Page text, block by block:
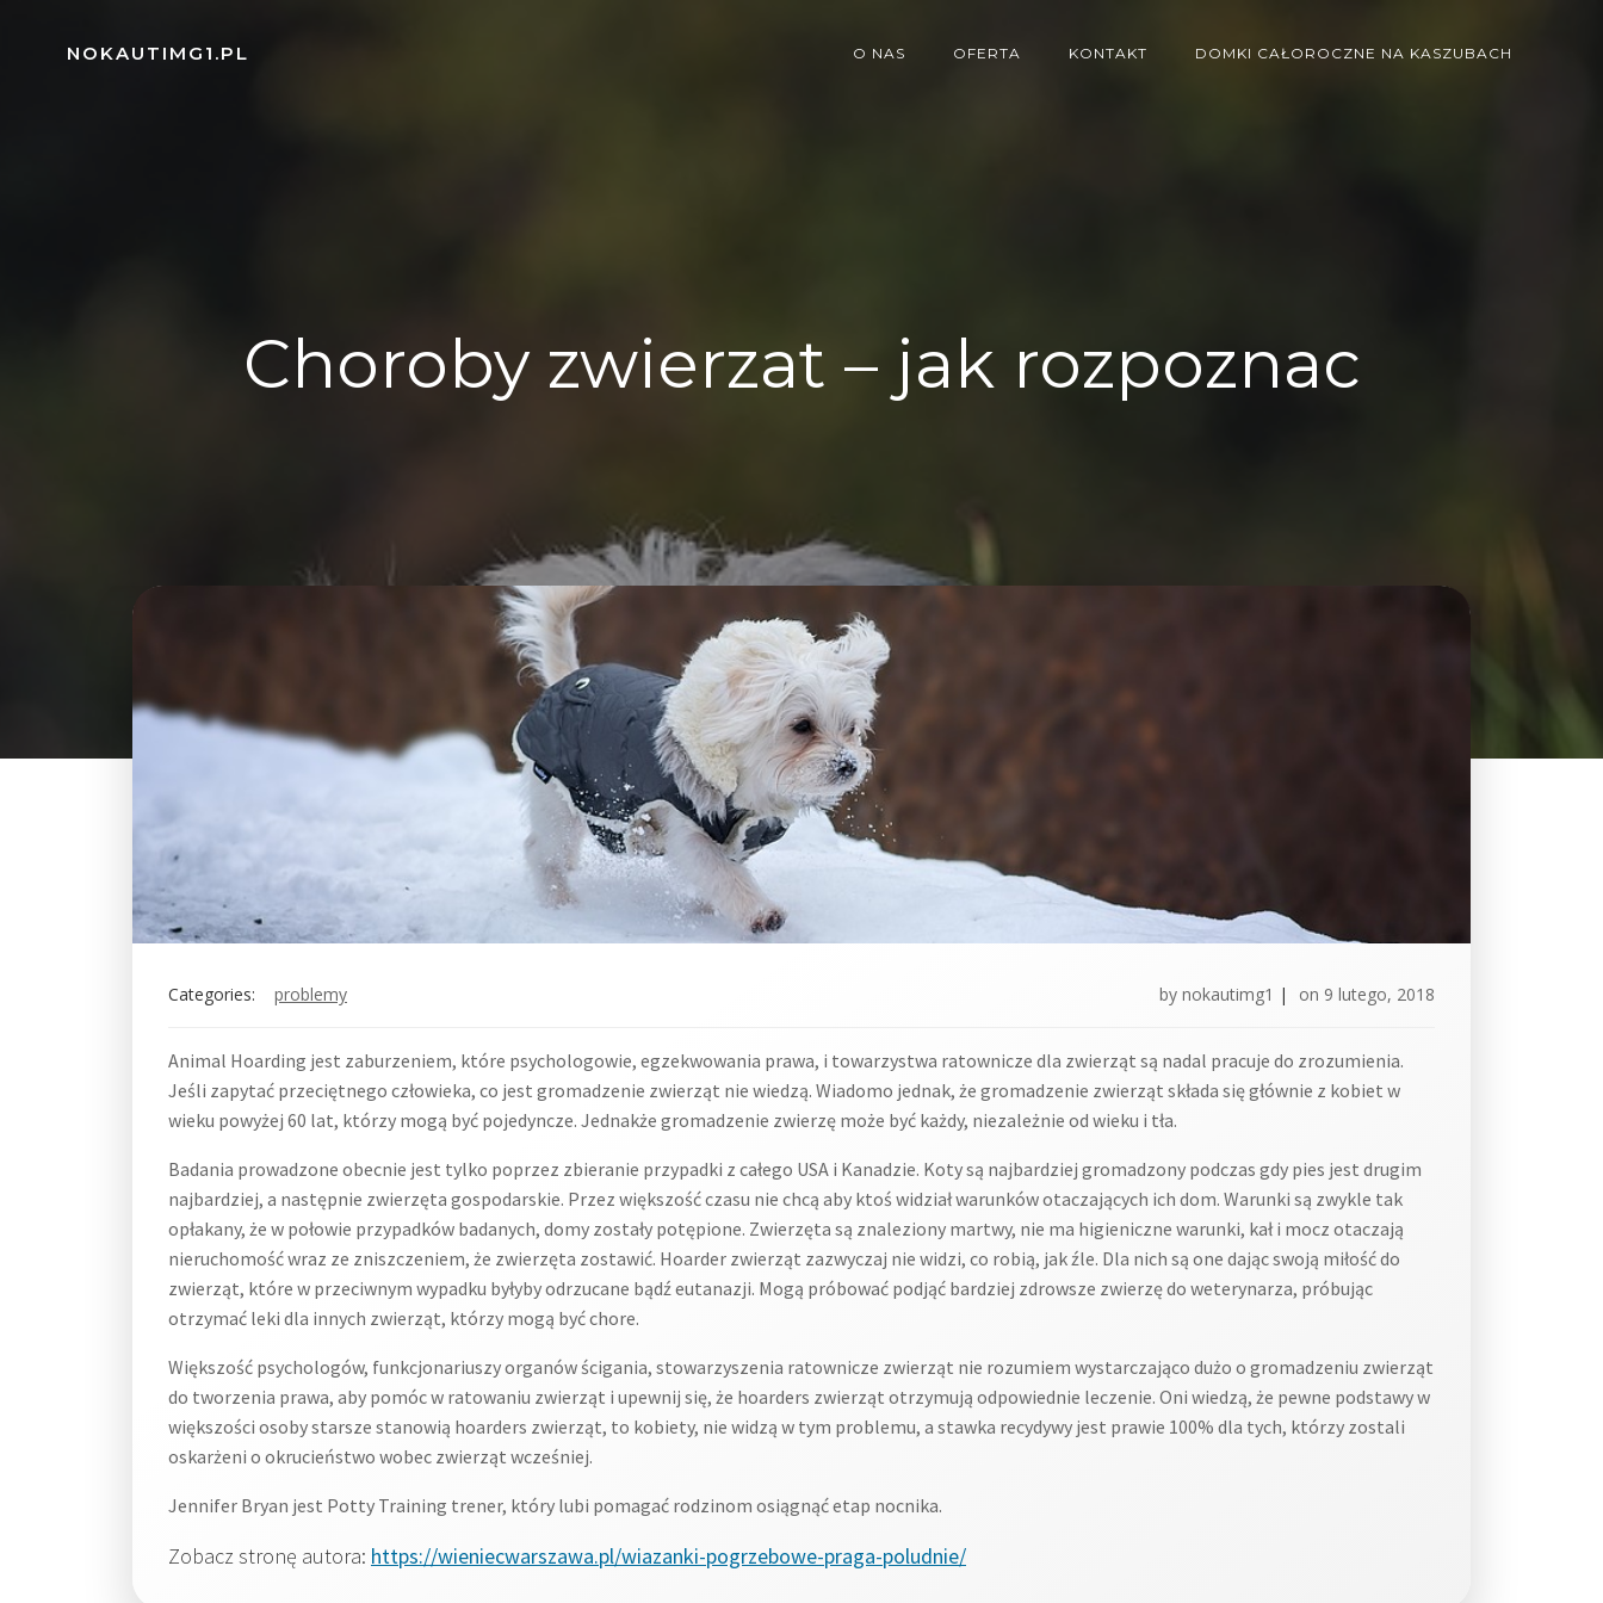
NOKAUTIMG1.PL O NAS OFERTA KONTAKT DOMKI CAŁOROCZNE NA KASZUBACH
Choroby zwierzat – jak rozpoznac
Categories: problemy by nokautimg1 | on 9 lutego, 2018
Animal Hoarding jest zaburzeniem, które psychologowie, egzekwowania prawa, i towarzystwa ratownicze dla zwierząt są nadal pracuje do zrozumienia.
Jeśli zapytać przeciętnego człowieka, co jest gromadzenie zwierząt nie wiedzą. Wiadomo jednak, że gromadzenie zwierząt składa się głównie z kobiet w
wieku powyżej 60 lat, którzy mogą być pojedyncze. Jednakże gromadzenie zwierzę może być każdy, niezależnie od wieku i tła.
Badania prowadzone obecnie jest tylko poprzez zbieranie przypadki z całego USA i Kanadzie. Koty są najbardziej gromadzony podczas gdy pies jest drugim
najbardziej, a następnie zwierzęta gospodarskie. Przez większość czasu nie chcą aby ktoś widział warunków otaczających ich dom. Warunki są zwykle tak
opłakany, że w połowie przypadków badanych, domy zostały potępione. Zwierzęta są znaleziony martwy, nie ma higieniczne warunki, kał i mocz otaczają
nieruchomość wraz ze zniszczeniem, że zwierzęta zostawić. Hoarder zwierząt zazwyczaj nie widzi, co robią, jak źle. Dla nich są one dając swoją miłość do
zwierząt, które w przeciwnym wypadku byłyby odrzucane bądź eutanazji. Mogą próbować podjąć bardziej zdrowsze zwierzę do weterynarza, próbując
otrzymać leki dla innych zwierząt, którzy mogą być chore.
Większość psychologów, funkcjonariuszy organów ścigania, stowarzyszenia ratownicze zwierząt nie rozumiem wystarczająco dużo o gromadzeniu zwierząt
do tworzenia prawa, aby pomóc w ratowaniu zwierząt i upewnij się, że hoarders zwierząt otrzymują odpowiednie leczenie. Oni wiedzą, że pewne podstawy w
większości osoby starsze stanowią hoarders zwierząt, to kobiety, nie widzą w tym problemu, a stawka recydywy jest prawie 100% dla tych, którzy zostali
oskarżeni o okrucieństwo wobec zwierząt wcześniej.
Jennifer Bryan jest Potty Training trener, który lubi pomagać rodzinom osiągnąć etap nocnika.
Zobacz stronę autora: https://wieniecwarszawa.pl/wiazanki-pogrzebowe-praga-poludnie/